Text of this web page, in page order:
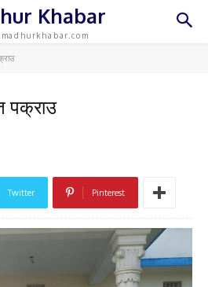
Khabar
पक्राउ
Twitter Pinterest